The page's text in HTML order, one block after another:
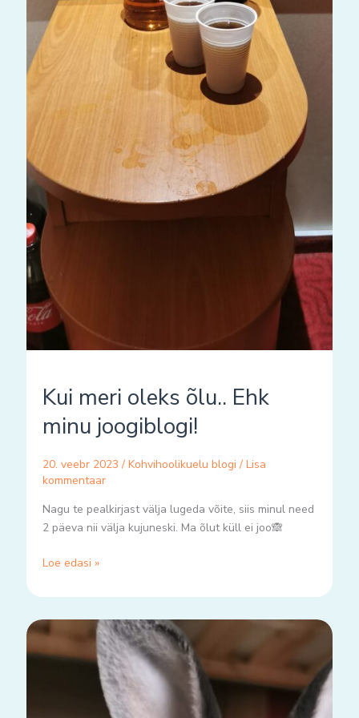
Kui meri oleks õlu.. Ehk
minu joogiblogi!
20. veebr 2023 / Kohvihoolikuelu blogi / Lisa
kommentaar
Nagu te pealkirjast välja lugeda võite, siis minul need
2 päeva nii välja kujuneski. Ma õlut küll ei joo🙈
Loe edasi »
Elan
rahvatantsu